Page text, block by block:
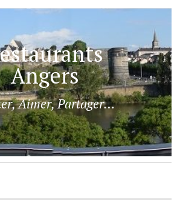
Angers
Aimer, Partager…